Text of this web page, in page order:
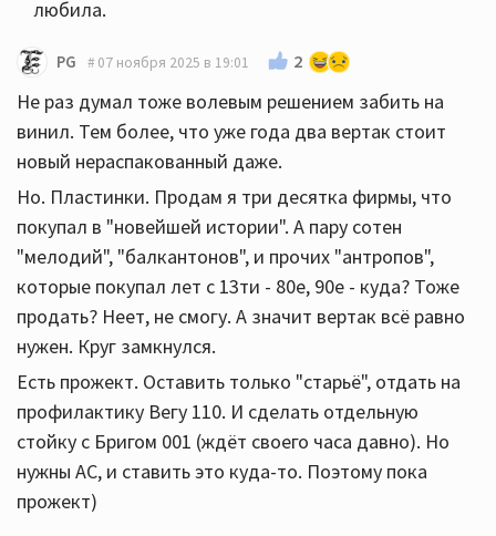
любила.
PG 07 ноября 2025 в 19:01 2
Не раз думал тоже волевым решением забить на
винил. Тем более, что уже года два вертак стоит
новый нераспакованный даже.
Но. Пластинки. Продам я три десятка фирмы, что
покупал в "новейшей истории". А пару сотен
"мелодий", "балкантонов", и прочих "антропов",
которые покупал лет с 13ти - 80е, 90е - куда? Тоже
продать? Неет, не смогу. А значит вертак всё равно
нужен. Круг замкнулся.
Есть прожект. Оставить только "старьё", отдать на
профилактику Вегу 110. И сделать отдельную
стойку с Бригом 001 (ждёт своего часа давно). Но
нужны АС, и ставить это куда-то. Поэтому пока
прожект)